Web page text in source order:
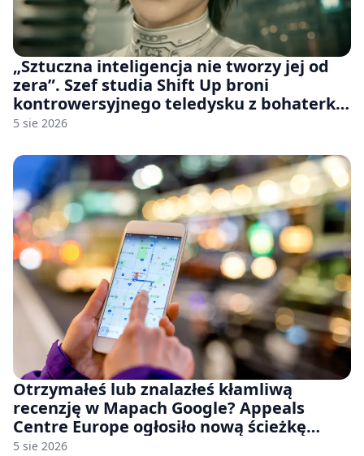
„Sztuczna inteligencja nie tworzy jej od
zera”. Szef studia Shift Up broni
kontrowersyjnego teledysku z bohaterką
Stellar Blade: Blood Rain
5 sie 2026
Otrzymałeś lub znalazłeś kłamliwą
recenzję w Mapach Google? Appeals
Centre Europe ogłosiło nową ścieżkę
odwoławczą dla firm i konsumentów
5 sie 2026